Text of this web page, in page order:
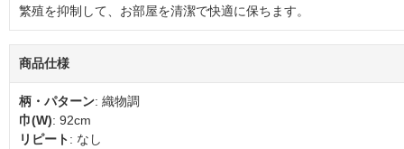
繁殖を抑制して、お部屋を清潔で快適に保ちます。
商品仕様
柄・パターン: 織物調
巾(W): 92cm
リピート: なし